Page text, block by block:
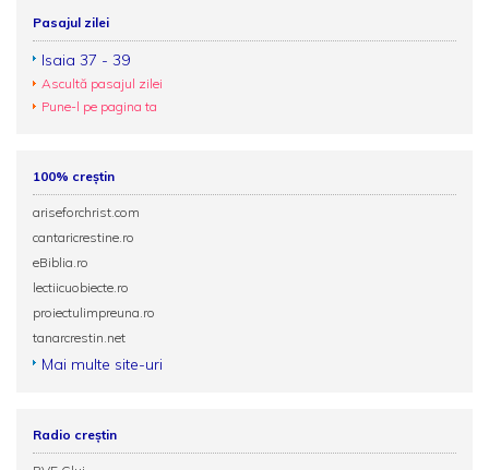
Pasajul zilei
Isaia 37 - 39
Ascultă pasajul zilei
Pune-l pe pagina ta
100% creștin
ariseforchrist.com
cantaricrestine.ro
eBiblia.ro
lectiicuobiecte.ro
proiectulimpreuna.ro
tanarcrestin.net
Mai multe site-uri
Radio creștin